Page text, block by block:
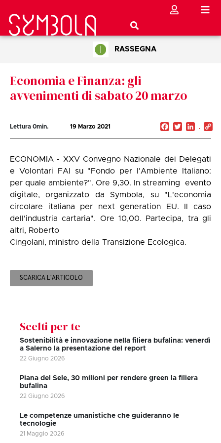
RASSEGNA
Economia e Finanza: gli
avvenimenti di sabato 20 marzo
Lettura 0min. 19 Marzo 2021 Facebook
Twitter
ECONOMIA - XXV Convegno Nazionale dei Delegati
e Volontari FAI su "Fondo per l'Ambiente Italiano:
per quale ambiente?". Ore 9,30. In streaming evento
digitale, organizzato da Symbola, su "L'economia
circolare italiana per next generation EU. Il caso
dell'industria cartaria". Ore 10,00. Partecipa, tra gli
altri, Roberto
Cingolani, ministro della Transizione Ecologica.
SCARICA L'ARTICOLO
Scelti per te
Sostenibilità e innovazione nella filiera bufalina: venerdì
a Salerno la presentazione del report
22 Giugno 2026
Piana del Sele, 30 milioni per rendere green la filiera
bufalina
22 Giugno 2026
Le competenze umanistiche che guideranno le
tecnologie
21 Maggio 2026